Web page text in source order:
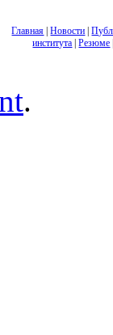
Главная |Новости |
института |Резюме
.